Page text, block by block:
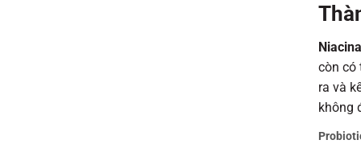
còn có
ra và
không